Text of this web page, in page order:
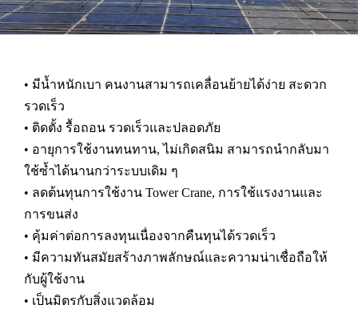
• มีน้ำหนักเบา คนงานสามารถเคลื่อนย้ายได้ง่าย สะดวก
รวดเร็ว
• ติดตั้ง รื้อถอน รวดเร็วและปลอดภัย
• อายุการใช้งานทนทาน, ไม่เกิดสนิม สามารถนำกลับมา
ใช้ซ้ำได้นานกว่าระบบเดิม ๆ
• ลดต้นทุนการใช้งาน Tower Crane, การใช้แรงงานและ
การขนส่ง
• คุ้มค่าต่อการลงทุนเนื่องจากคืนทุนได้รวดเร็ว
• มีความทันสมัยสร้างภาพลักษณ์และความน่าเชื่อถือให้
กับผู้ใช้งาน
• เป็นมิตรกับสิ่งแวดล้อม